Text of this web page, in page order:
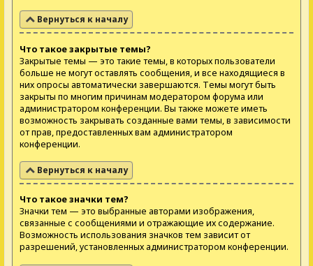
Вернуться к началу
Что такое закрытые темы?
Закрытые темы — это такие темы, в которых пользователи
больше не могут оставлять сообщения, и все находящиеся в
них опросы автоматически завершаются. Темы могут быть
закрыты по многим причинам модератором форума или
администратором конференции. Вы также можете иметь
возможность закрывать созданные вами темы, в зависимости
от прав, предоставленных вам администратором
конференции.
Вернуться к началу
Что такое значки тем?
Значки тем — это выбранные авторами изображения,
связанные с сообщениями и отражающие их содержание.
Возможность использования значков тем зависит от
разрешений, установленных администратором конференции.